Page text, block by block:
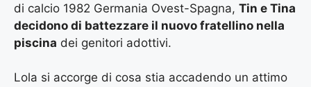
di calcio 1982 Germania Ovest-Spagna, Tin e Tina
decidono di battezzare il nuovo fratellino nella
piscina dei genitori adottivi.
Lola si accorge di cosa stia accadendo un attimo